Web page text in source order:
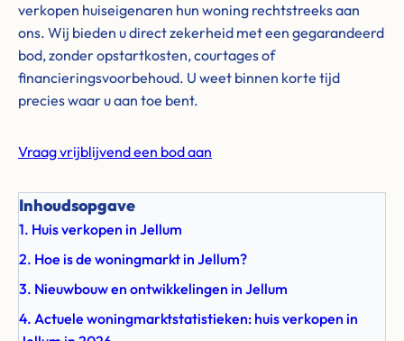
verkopen huiseigenaren hun woning rechtstreeks aan
ons. Wij bieden u direct zekerheid met een gegarandeerd
bod, zonder opstartkosten, courtages of
financieringsvoorbehoud. U weet binnen korte tijd
precies waar u aan toe bent.
Vraag vrijblijvend een bod aan
Inhoudsopgave
1. Huis verkopen in Jellum
2. Hoe is de woningmarkt in Jellum?
3. Nieuwbouw en ontwikkelingen in Jellum
4. Actuele woningmarktstatistieken: huis verkopen in